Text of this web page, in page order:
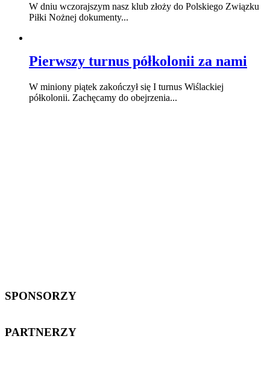
W dniu wczorajszym nasz klub złoży do Polskiego Związku
Piłki Nożnej dokumenty...
Pierwszy turnus półkolonii za nami
W miniony piątek zakończył się I turnus Wiślackiej
półkolonii. Zachęcamy do obejrzenia...
SPONSORZY
PARTNERZY